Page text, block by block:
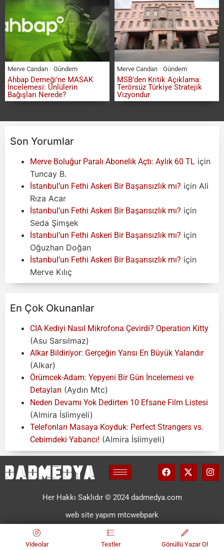
Merve Candan Gündem
Ahbap Derneği’ne MASAK
İncelemesi: Ünlülerin
Bağışları Nerede?
Merve Candan Gündem
MSB’den Kritik Açıklama:
Terörsüz Türkiye Stratejik
Vizyondur
Son Yorumlar
Merve Boluğur Paralı Abonelik Açtı: Aylık 60 TL için
Tuncay B.
İstanbul’un Fethi Askeri Bir Başarısızlık mı? için Ali
Rıza Acar
İstanbul’un Fethi Askeri Bir Başarısızlık mı? için
Seda Şimşek
İstanbul’un Fethi Askeri Bir Başarısızlık mı? için
Oğuzhan Doğan
İstanbul’un Fethi Askeri Bir Başarısızlık mı? için
Merve Kılıç
En Çok Okunanlar
CIA Kediyi Nasıl Mikrofona Çevirdi? Operation Kitty
(Asu Sarsılmaz)
Alkar Bildiriyor: Gerçeğin Yarısı En Büyük Yalandır
(Alkar)
Örümcek-Adam: Yepyeni Bir Gün İncelemesi ve
Detayları (Aydın Mtc)
Neden Devamı Yok Dedirten 10 Efsane Film Listesi
(Almira İslimyeli)
Telefonları Masaya Koyduk: Perfect Strangers vs.
Cebimdeki Yabancı! (Almira İslimyeli)
Her Hakkı Saklıdır © 2024 dadmedya.com
web site yapım mtcwebpark
Videolar Testler Gönüllü Yazar Ol